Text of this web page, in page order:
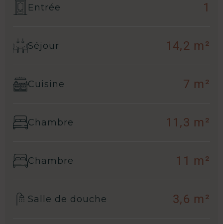
Entrée 1
Séjour 14,2 m²
Cuisine 7 m²
Chambre 11,3 m²
Chambre 11 m²
Salle de douche 3,6 m²